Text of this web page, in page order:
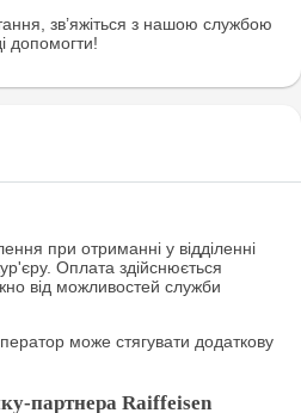
зв’яжіться з нашою службою
допомогти!
при отриманні у відділенні
Оплата здійснюється
від можливостей служби
може стягувати додаткову
партнера Raiffeisen